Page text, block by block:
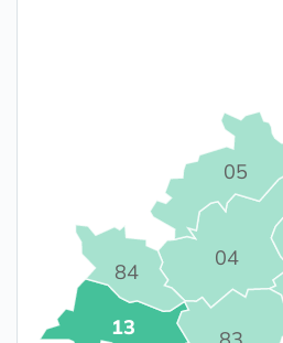
04
05
13
84